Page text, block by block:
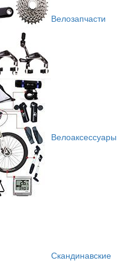
Велозапчасти
Велоаксессуары
Скандинавские